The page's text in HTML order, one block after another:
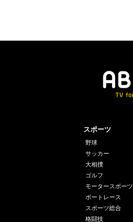
スポーツ
野球
サッカー
大相撲
ゴルフ
モータースポーツ
ボートレース
スポーツ総合
格闘技